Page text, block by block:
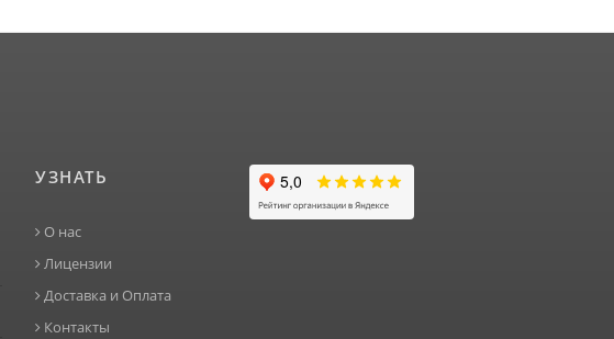
УЗНАТЬ
О нас
Лицензии
Доставка и Оплата
Контакты